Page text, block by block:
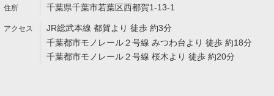
千葉県千葉市若葉区西都賀1-13-1
JR総武本線 都賀より 徒歩 約3分
千葉都市モノレール２号線 みつわ台より 徒歩 約18分
千葉都市モノレール２号線 桜木より 徒歩 約20分